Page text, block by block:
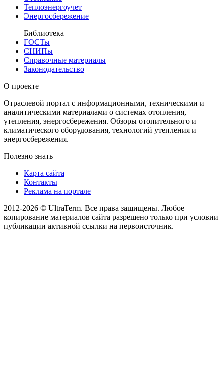
Теплоэнергоучет
Энергосбережение
Библиотека
ГОСТы
СНИПы
Справочные материалы
Законодательство
О проекте
Отраслевой портал с информационными, техническими и
аналитическими материалами о системах отопления,
утепления, энергосбережения. Обзоры отопительного и
климатического оборудования, технологий утепления и
энергосбережения.
Полезно знать
Карта сайта
Контакты
Реклама на портале
2012-2026 © UltraTerm. Все права защищены. Любое
копирование материалов сайта разрешено только при условии
публикации активной ссылки на первоисточник.